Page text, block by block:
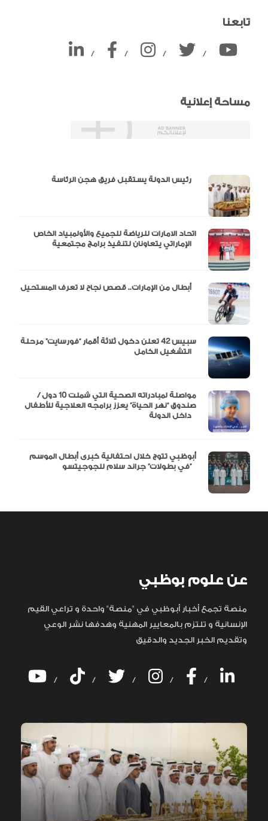
تابعنا
/ / / /
مساحة إعلانية
اتحاد الامارات للرياضة للجميع والأولمبياد الخاص
سبيس 42 تعلن دخول ثلاثة أقمار “فورسايت” مرحلة
مواصلة لمبادراته الصحية التي شملت 10 دول /
صندوق “نهر الحياة” يعزز برامجه العلاجية للأطفال
أبوظبي تتوج خلال احتفالية كبرى أبطال الموسم
في بطولات” جراند سلام للجوجيتسو”
عن علوم بوظبي
منصة تجمع أخبار أبوظبي في "منصة" واحدة و تراعي القيم
الإنسانية و تلتزم بالمعايير المهنية وهدفها نشر الوعي
وتقديم الخبر الجديد والدقيق
/ / / / /